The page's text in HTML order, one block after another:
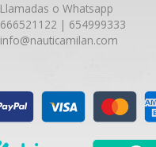
Llamadas o Whatsapp
666521122 | 654999333
info@nauticamilan.com